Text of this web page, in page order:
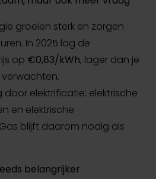
groeien sterk en zorgen
In 2025 lag de
op €0,83/kWh, lager dan je
door elektrificatie: elektrische
en elektrische
blijft daarom nodig als
belangrijker